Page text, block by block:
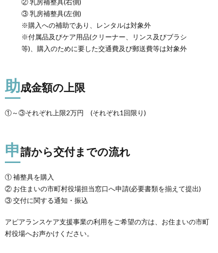
③ 乳房補整具(左側)
※購入への補助であり、レンタルは対象外
※付属品及びケア用品(クリーナー、リンス及びブラシ
等)、購入のために要した交通費及び郵送費等は対象外
助成金額の上限
①～③それぞれ上限2万円 (それぞれ1回限り)
申請から交付までの流れ
① 補整具を購入
② お住まいの市町村役場担当窓口へ申請(必要書類を揃えて提出)
③ 交付に関する通知・振込
アピアランスケア支援事業の利用をご希望の方は、お住まいの市町
村役場へお声かけください。